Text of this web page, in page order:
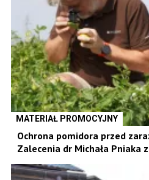
MATERIAŁ PROMOCYJNY
Ochrona pomidora przed
Zalecenia dr Michała Pniaka